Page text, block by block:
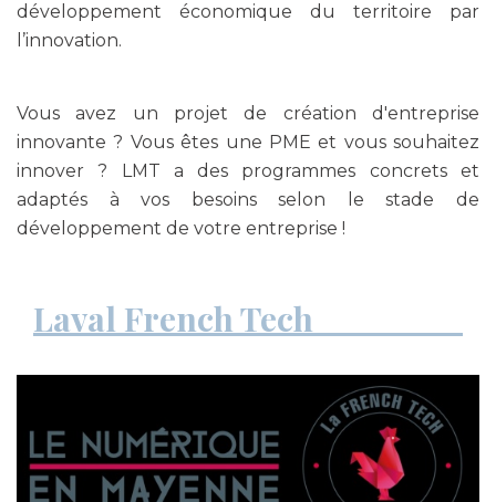
développement économique du territoire par
l’innovation.
Vous avez un projet de création d'entreprise
innovante ? Vous êtes une PME et vous souhaitez
innover ? LMT a des programmes concrets et
adaptés à vos besoins selon le stade de
développement de votre entreprise !
Laval French Tech